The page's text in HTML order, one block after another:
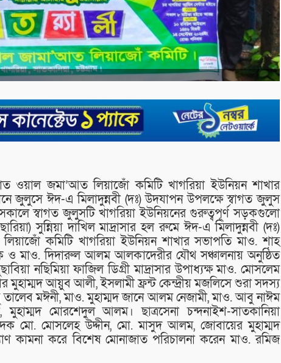
ওয়াল জমা’আত লিয়াজোঁ কমিটি খাগরিয়া ইউনিয়ন শাখার
জুলুসে ঈদ-এ মিলাদুন্নবী (দঃ) উদযাপন উপলক্ষে স্বাগত জুলুস
সকালে স্বাগত জুলুসটি খাগরিয়া ইউনিয়নের গুরুত্বপূর্ণ সড়কগুলো
সুন্নিয়া দাখিল মাদ্রাসার হল রুমে ঈদ-এ মিলাদুন্নবী (দঃ)
কমিটি খাগরিয়া ইউনিয়ন শাখার সভাপতি মাও. শাহ
ও মাও. দিদারুল আলম আলকাদেরীর যৌথ সঞ্চালনায় অনুষ্ঠিত
নছিমিয়া ফাজিল ডিগ্রী মাদ্রাসার উপাধ্যক্ষ মাও. মোসলেম
মুহাম্মদ আয়ুব আলী, ইসলামী ফ্রন্ট কেন্দ্রীয় মজলিসে শুরা সদস্য
মঈনী, মাও. মুহাম্মদ জানে আলম নেজামী, মাও. আবু নাঈম
মোরশেদুল আলম। ছাত্রসেনা চন্দনাইশ-সাতকানিয়া
মো. মোসলেহ উদ্দীন, মো. মাসুদ আলম, জোবায়ের মুহাম্মদ
কামনা করে বিশেষ মোনাজাত পরিচালনা করেন মাও. রমিজ